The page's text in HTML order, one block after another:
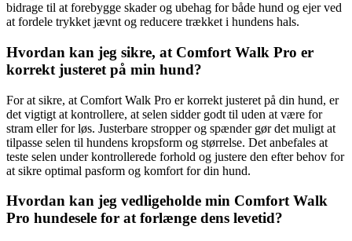
bidrage til at forebygge skader og ubehag for både hund og ejer ved
at fordele trykket jævnt og reducere trækket i hundens hals.
Hvordan kan jeg sikre, at Comfort Walk Pro er
korrekt justeret på min hund?
For at sikre, at Comfort Walk Pro er korrekt justeret på din hund, er
det vigtigt at kontrollere, at selen sidder godt til uden at være for
stram eller for løs. Justerbare stropper og spænder gør det muligt at
tilpasse selen til hundens kropsform og størrelse. Det anbefales at
teste selen under kontrollerede forhold og justere den efter behov for
at sikre optimal pasform og komfort for din hund.
Hvordan kan jeg vedligeholde min Comfort Walk
Pro hundesele for at forlænge dens levetid?